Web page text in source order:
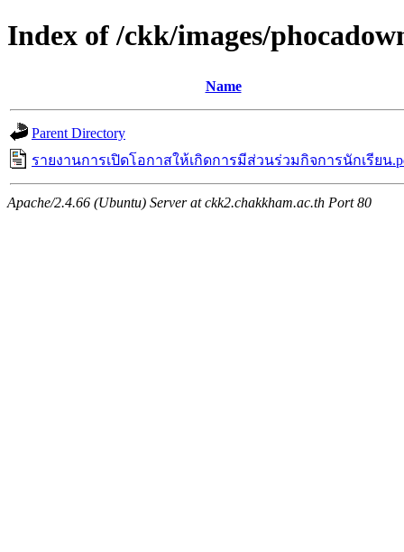
Index of /ckk/images/
Name
Parent Directory
รายงานการเปิดโอกาสให้เกิดการมีส่วนร่วมกิจการนักเรียน
Apache/2.4.66 (Ubuntu) Server at ckk2.chakkham.ac.th Port 80